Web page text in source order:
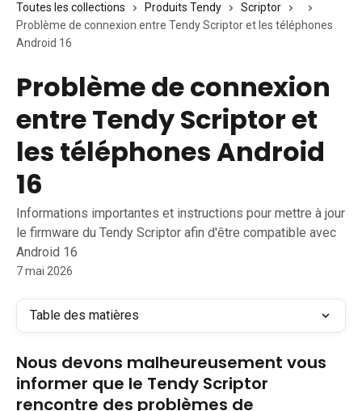
Toutes les collections Produits Tendy
Scriptor
Problème de connexion entre Tendy Scriptor et les téléphones
Android 16
Problème de connexion
entre Tendy Scriptor et
les téléphones Android
16
Informations importantes et instructions pour mettre à jour
le firmware du Tendy Scriptor afin d'être compatible avec
Android 16
7 mai 2026
Table des matières
Nous devons malheureusement vous
informer que le Tendy Scriptor
rencontre des problèmes de